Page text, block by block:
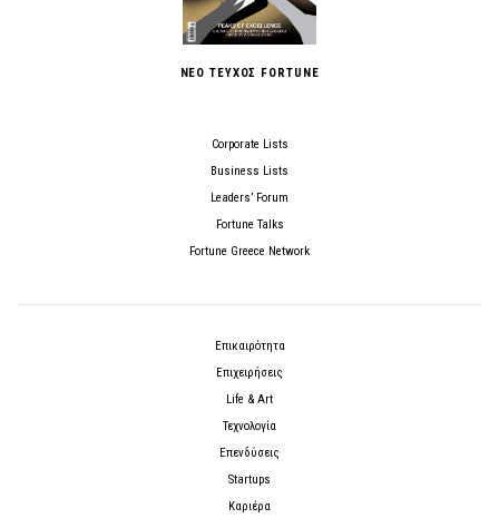
ΝΕΟ ΤΕΥΧΟΣ FORTUNE
Corporate Lists
Business Lists
Leaders’ Forum
Fortune Talks
Fortune Greece Network
Επικαιρότητα
Επιχειρήσεις
Life & Art
Τεχνολογία
Επενδύσεις
Startups
Καριέρα